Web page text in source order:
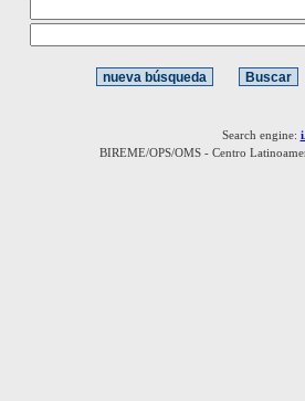
Search engine:
BIREME/OPS/OMS - Centro